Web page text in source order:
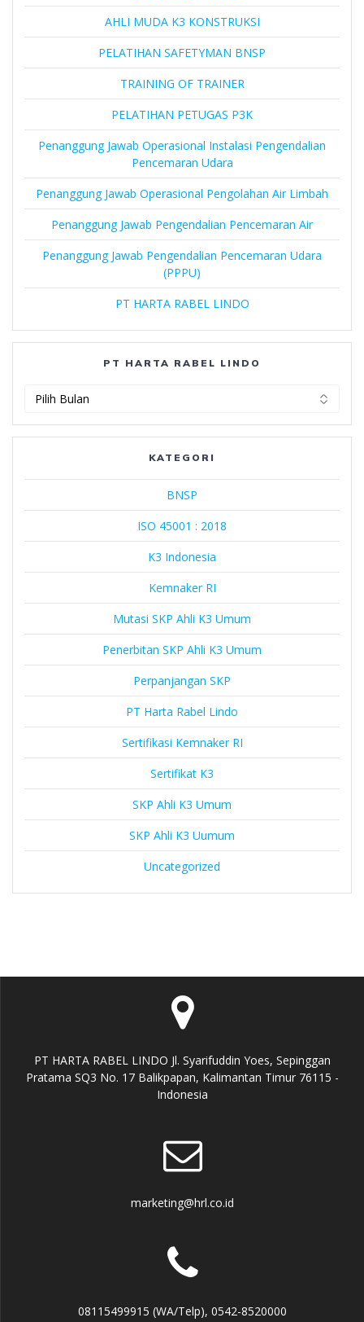
AHLI MUDA K3 KONSTRUKSI
PELATIHAN SAFETYMAN BNSP
TRAINING OF TRAINER
PELATIHAN PETUGAS P3K
Penanggung Jawab Operasional Instalasi Pengendalian
Pencemaran Udara
Penanggung Jawab Operasional Pengolahan Air Limbah
Penanggung Jawab Pengendalian Pencemaran Air
Penanggung Jawab Pengendalian Pencemaran Udara
(PPPU)
PT HARTA RABEL LINDO
PT HARTA RABEL LINDO
Rabel
KATEGORI
BNSP
ISO 45001 : 2018
K3 Indonesia
Kemnaker RI
Mutasi SKP Ahli K3 Umum
Penerbitan SKP Ahli K3 Umum
Perpanjangan SKP
PT Harta Rabel Lindo
Sertifikasi Kemnaker RI
Sertifikat K3
SKP Ahli K3 Umum
SKP Ahli K3 Uumum
Uncategorized
PT HARTA RABEL LINDO Jl. Syarifuddin Yoes, Sepinggan
Pratama SQ3 No. 17 Balikpapan, Kalimantan Timur 76115 -
Indonesia
marketing@hrl.co.id
08115499915 (WA/Telp), 0542-8520000